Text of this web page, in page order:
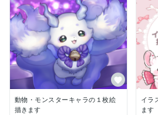
動物・モンスターキャラの１枚絵
描きます
イラ
ます